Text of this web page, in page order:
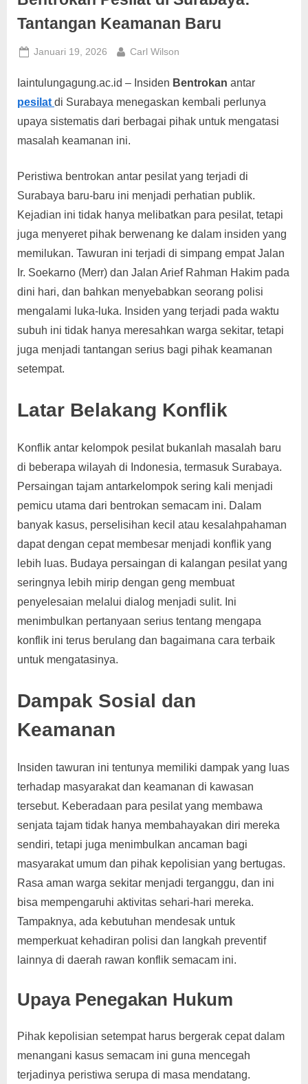
Tantangan Keamanan Baru
Posted
Januari 19, 2026 By
Carl Wilson
Iaintulungagung.ac.id – Insiden Bentrokan antar
pesilat di Surabaya menegaskan kembali perlunya
upaya sistematis dari berbagai pihak untuk mengatasi
masalah keamanan ini.
Peristiwa bentrokan antar pesilat yang terjadi di
Surabaya baru-baru ini menjadi perhatian publik.
Kejadian ini tidak hanya melibatkan para pesilat, tetapi
juga menyeret pihak berwenang ke dalam insiden yang
memilukan. Tawuran ini terjadi di simpang empat Jalan
Ir. Soekarno (Merr) dan Jalan Arief Rahman Hakim pada
dini hari, dan bahkan menyebabkan seorang polisi
mengalami luka-luka. Insiden yang terjadi pada waktu
subuh ini tidak hanya meresahkan warga sekitar, tetapi
juga menjadi tantangan serius bagi pihak keamanan
setempat.
Latar Belakang Konflik
Konflik antar kelompok pesilat bukanlah masalah baru
di beberapa wilayah di Indonesia, termasuk Surabaya.
Persaingan tajam antarkelompok sering kali menjadi
pemicu utama dari bentrokan semacam ini. Dalam
banyak kasus, perselisihan kecil atau kesalahpahaman
dapat dengan cepat membesar menjadi konflik yang
lebih luas. Budaya persaingan di kalangan pesilat yang
seringnya lebih mirip dengan geng membuat
penyelesaian melalui dialog menjadi sulit. Ini
menimbulkan pertanyaan serius tentang mengapa
konflik ini terus berulang dan bagaimana cara terbaik
untuk mengatasinya.
Dampak Sosial dan
Keamanan
Insiden tawuran ini tentunya memiliki dampak yang luas
terhadap masyarakat dan keamanan di kawasan
tersebut. Keberadaan para pesilat yang membawa
senjata tajam tidak hanya membahayakan diri mereka
sendiri, tetapi juga menimbulkan ancaman bagi
masyarakat umum dan pihak kepolisian yang bertugas.
Rasa aman warga sekitar menjadi terganggu, dan ini
bisa mempengaruhi aktivitas sehari-hari mereka.
Tampaknya, ada kebutuhan mendesak untuk
memperkuat kehadiran polisi dan langkah preventif
lainnya di daerah rawan konflik semacam ini.
Upaya Penegakan Hukum
Pihak kepolisian setempat harus bergerak cepat dalam
menangani kasus semacam ini guna mencegah
terjadinya peristiwa serupa di masa mendatang.